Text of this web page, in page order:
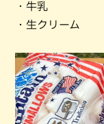
・牛乳
・生クリーム